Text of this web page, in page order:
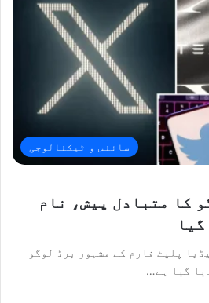
سائنس و ٹیکنالوجی
کا متبادل پیش، نام
پلیٹ فارم کے مشہور برڈ لوگو